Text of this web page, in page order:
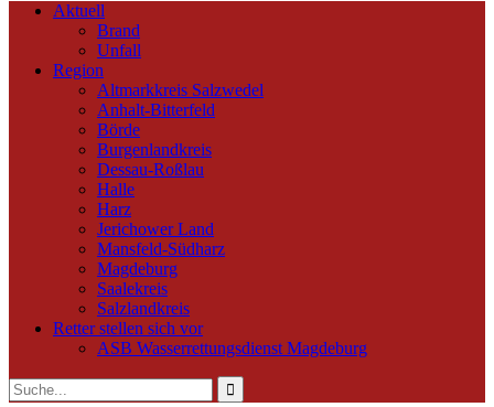
Aktuell
Brand
Unfall
Region
Altmarkkreis Salzwedel
Anhalt-Bitterfeld
Börde
Burgenlandkreis
Dessau-Roßlau
Halle
Harz
Jerichower Land
Mansfeld-Südharz
Magdeburg
Saalekreis
Salzlandkreis
Retter stellen sich vor
ASB Wasserrettungsdienst Magdeburg